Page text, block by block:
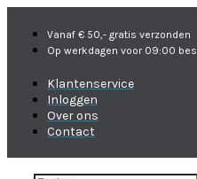
Vanaf € 50,- gratis verzonden
Op werkdagen voor 09:00
Klantenservice
Inloggen
Over ons
Contact